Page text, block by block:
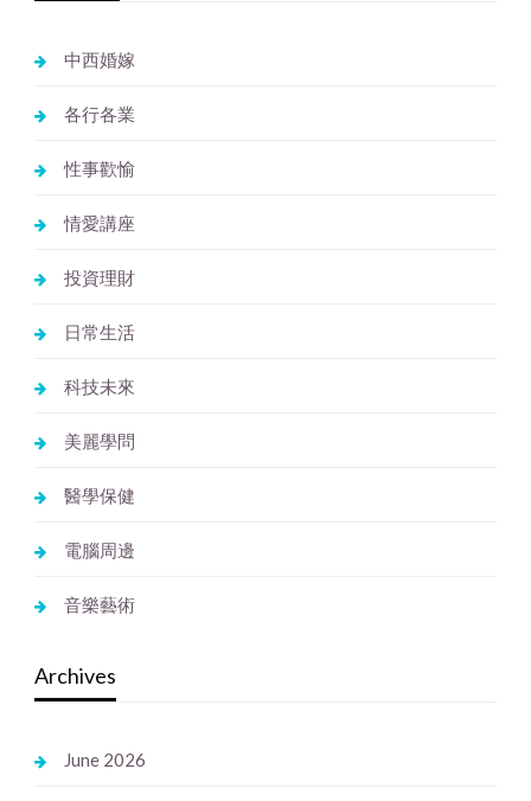
中西婚嫁
各行各業
性事歡愉
情愛講座
投資理財
日常生活
科技未來
美麗學問
醫學保健
電腦周邊
音樂藝術
Archives
June 2026